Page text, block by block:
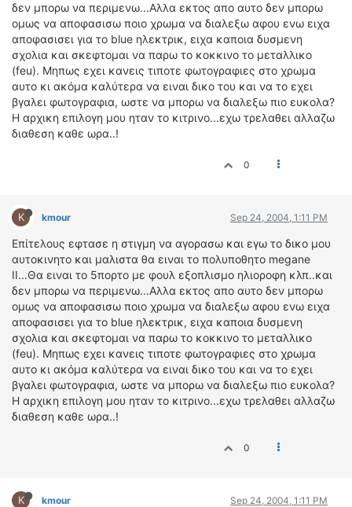
δεν μπορω να περιμενω...Αλλα εκτος απο αυτο δεν μπορω
ομως να αποφασισω ποιο χρωμα να διαλεξω αφου ενω ειχα
αποφασισει για το blue ηλεκτρικ, ειχα καποια δυσμενη
σχολια και σκεφτομαι να παρω το κοκκινο το μεταλλικο
(feu). Μηπως εχει κανεις τιποτε φωτογραφιες στο χρωμα
αυτο κι ακόμα καλύτερα να ειναι δικο του και να το εχει
βγαλει φωτογραφια, ωστε να μπορω να διαλεξω πιο ευκολα?
Η αρχικη επιλογη μου ηταν το κιτρινο...εχω τρελαθει αλλαζω
διαθεση καθε ωρα..!
0
K kmour Sep 24, 2004, 1:11 PM
Επίτελους εφτασε η στιγμη να αγορασω και εγω το δικο μου
αυτοκινητο και μαλιστα θα ειναι το πολυποθητο megane
II...Θα ειναι το 5πορτο με φουλ εξοπλισμο ηλιοροφη κλπ..και
δεν μπορω να περιμενω...Αλλα εκτος απο αυτο δεν μπορω
ομως να αποφασισω ποιο χρωμα να διαλεξω αφου ενω ειχα
αποφασισει για το blue ηλεκτρικ, ειχα καποια δυσμενη
σχολια και σκεφτομαι να παρω το κοκκινο το μεταλλικο
(feu). Μηπως εχει κανεις τιποτε φωτογραφιες στο χρωμα
αυτο κι ακόμα καλύτερα να ειναι δικο του και να το εχει
βγαλει φωτογραφια, ωστε να μπορω να διαλεξω πιο ευκολα?
Η αρχικη επιλογη μου ηταν το κιτρινο...εχω τρελαθει αλλαζω
διαθεση καθε ωρα..!
0
K kmour Sep 24, 2004, 1:11 PM
4TTV
ΝΕΑ ΜΟΝΤΕΛΑ
ΑΓΩΝΕΣ
CANDID CAMERA
ΤΕΧΝΟΛΟΓΙΑ
ΕΙΔΗΣΕΙΣ – ΠΑΡΟΥΣΙΑΣΕΙΣ
ΕΙΔΗΣΕΙΣ
ΑΓΩΝΕΣ
FORMULA 1
WRC
ΔΙΕΘΝΕΙΣ ΑΓΩΝΕΣ
ΕΛΛΗΝΙΚΟΙ ΑΓΩΝΕΣ
ΤΙΜΕΣ
4T CLASSIC
ΑΓΩΝΙΣΤΙΚΑ ΑΥΤΟΚΙΝΗΤΑ